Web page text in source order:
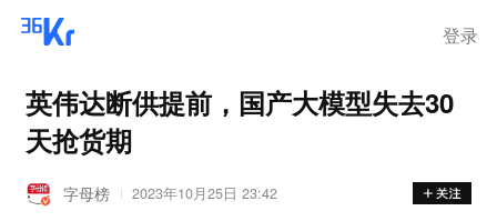
登录
英伟达断供提前，国产大模型失去30
天抢货期
字母榜 2023年10月25日 23:42